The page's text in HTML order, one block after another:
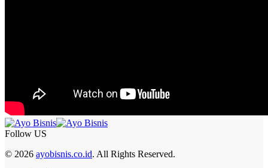
Follow US
© 2026 ayobisnis.co.id. All Rights Reserved.